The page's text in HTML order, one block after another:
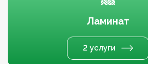
Ламинат
2 услуги